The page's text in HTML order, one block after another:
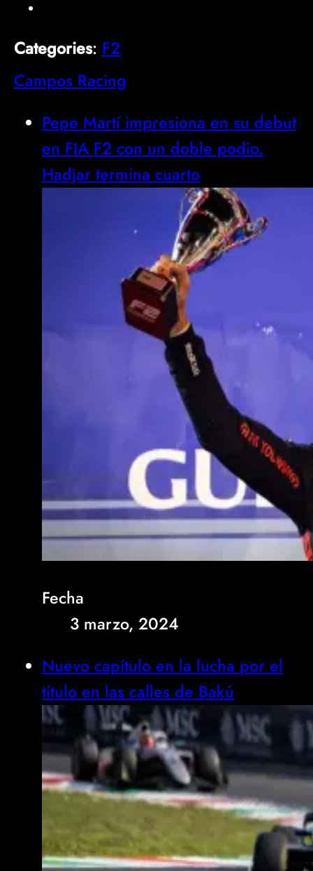
Categories: F2
Campos Racing
Pepe Martí impresiona en su debut
en FIA F2 con un doble podio.
Hadjar termina cuarto
Fecha
3 marzo, 2024
Nuevo capítulo en la lucha por el
título en las calles de Bakú